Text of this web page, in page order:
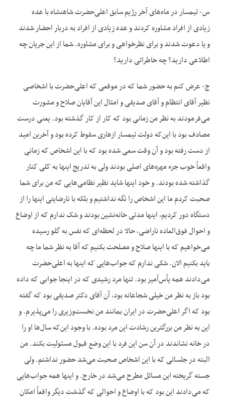
س- تیمسار در ماه‌‌های آخر رژیم سابق اعلی‌حضرت شاهنشاه با عده
زیادی از افراد مشاوره کردند و عده زیادی از افراد به دربار احضار شدند
و یا دعوت شدند و برای نظرخواهی و برای مشاوره. شما از این جریان چه
اطلاعی دارید؟ چه خاطراتی دارید؟
ج- عرض کنم به حضور شما که در موقعی که اعلی‌حضرت با اشخاصی
نظیر آقای انتظام و آقای صدیقی و امثال این آقایان صلاح و مشورت
می‌فرمودند به نظر من زمانی بود که کار از کار گذشته بود. یعنی درست
مصادف بود با این‌که دولت تیمسار ازهاری سقوط کرده بود و آخرین امید
از دست رفته بود و آن وقت سعی شده بود که با این اشخاص که زمانی
واقعاً خوب جزء مهره‌‌های اصلی بودند ولی به تدریج اینها به کلی کنار
گذاشته شده بودند. و خود اینها شاید نظیر نظامی‌‌هایی که من برای شما
صحبت کردم ما این اشخاص را نگه نداشتیم و بلکه با نارضایتی اینها را از
دستگاه دور کردیم، اینها مدتی خانه‌نشین بودند و شک ندارم که از اوضاع
و احوال فوق‌العاده ناراضی، حالا در لحظه‌ای که نفس به گلو رسیده
می‌خواهیم که با اینها صلاح و مصلحت بکنیم که آقا به نظر شما ما چه
باید بکنیم الان. شکی ندارم که جواب‌‌هایی که اینها به اعلی‌حضرت
می‌دادند همه یأس‌آمیز بود. تنها مرد رشیدی که در اینجا جوابی که داده
بود باز به نظر من خیلی شجاعانه بود، آن آقای دکتر صدیقی بود که گفته
بود که اگر اعلی‌حضرت در ایران بمانند من نخست‌وزیری را می‌پذیرم. و
این به نظر من بزرگترین رشادت این مرد بوده. با وجود این‌که سال‌ها او را
در خانه نشاندند در آن سن این فرد با این وضع قبول مسئولیت بکند. من
البته در جلساتی که با این اشخاص صحبت می‌شد حضور نداشتم. ولی
جسته گریخته این مسائل مطرح می‌شد در خارج. و اینها همه جواب‌هایی
که می‌دادند این بود که با اوضاع و احوالی که گذشت دیگر واقعاً امکان